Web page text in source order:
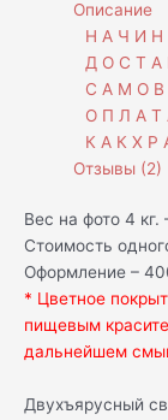
Описание
Н А Ч И Н
Д О С Т А
С А М О
О П Л А Т
К А К Х Р
Отзывы (2)
Вес на фото 4 кг.
Стоимость
Оформление –
* Цветное
пищевым
дальнейшем
Двухъярусный